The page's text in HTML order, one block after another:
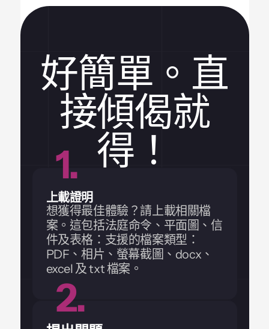
好簡單。直
接傾偈就
得！
上載證明
想獲得最佳體驗？請上載相關檔
案。這包括法庭命令、平面圖、信
件及表格：支援的檔案類型：
PDF、相片、螢幕截圖、docx、
excel 及 txt 檔案。
1.
2.